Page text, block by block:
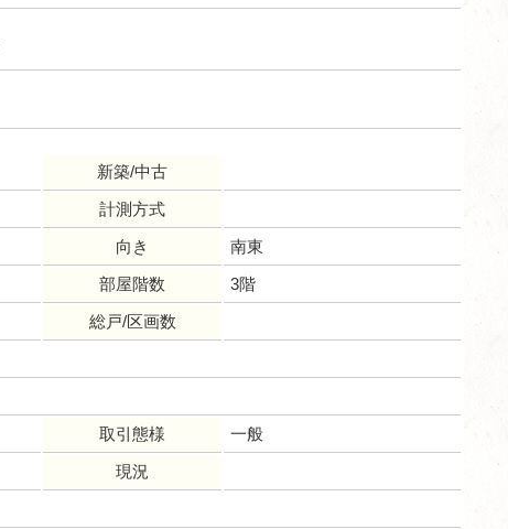
新築/中古
計測方式
向き
南東
部屋階数
3階
総戸/区画数
取引態様
一般
現況